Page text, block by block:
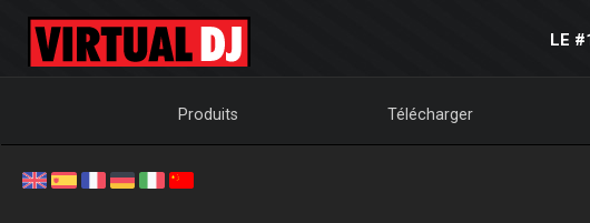
LE
Produits Télécharger